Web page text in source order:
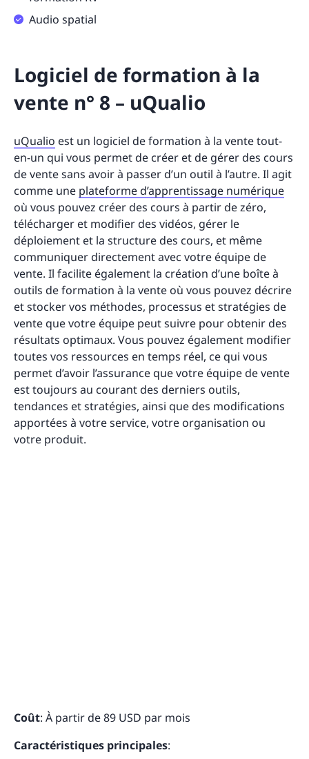
Audio spatial
Logiciel de formation à la
vente n° 8 – uQualio
uQualio est un logiciel de formation à la vente tout-
en-un qui vous permet de créer et de gérer des cours
de vente sans avoir à passer d’un outil à l’autre. Il agit
comme une plateforme d’apprentissage numérique
où vous pouvez créer des cours à partir de zéro,
télécharger et modifier des vidéos, gérer le
déploiement et la structure des cours, et même
communiquer directement avec votre équipe de
vente. Il facilite également la création d’une boîte à
outils de formation à la vente où vous pouvez décrire
et stocker vos méthodes, processus et stratégies de
vente que votre équipe peut suivre pour obtenir des
résultats optimaux. Vous pouvez également modifier
toutes vos ressources en temps réel, ce qui vous
permet d’avoir l’assurance que votre équipe de vente
est toujours au courant des derniers outils,
tendances et stratégies, ainsi que des modifications
apportées à votre service, votre organisation ou
votre produit.
Coût: À partir de 89 USD par mois
Caractéristiques principales: